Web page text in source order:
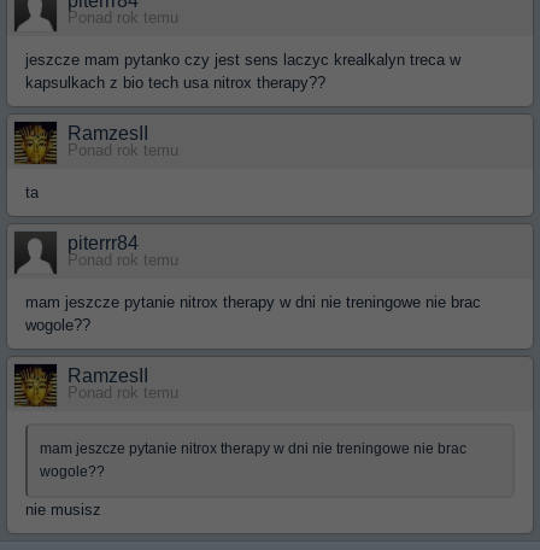
Ponad rok temu
jeszcze mam pytanko czy jest sens laczyc krealkalyn treca w
kapsulkach z bio tech usa nitrox therapy??
RamzesII
Ponad rok temu
ta
piterrr84
Ponad rok temu
mam jeszcze pytanie nitrox therapy w dni nie treningowe nie brac
wogole??
RamzesII
Ponad rok temu
mam jeszcze pytanie nitrox therapy w dni nie treningowe nie brac
wogole??
nie musisz